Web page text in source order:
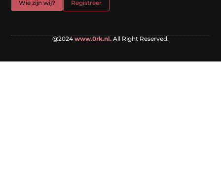
Wie zijn wij? Registreer
@2024 www.0rk.nl. All Right Reserved.